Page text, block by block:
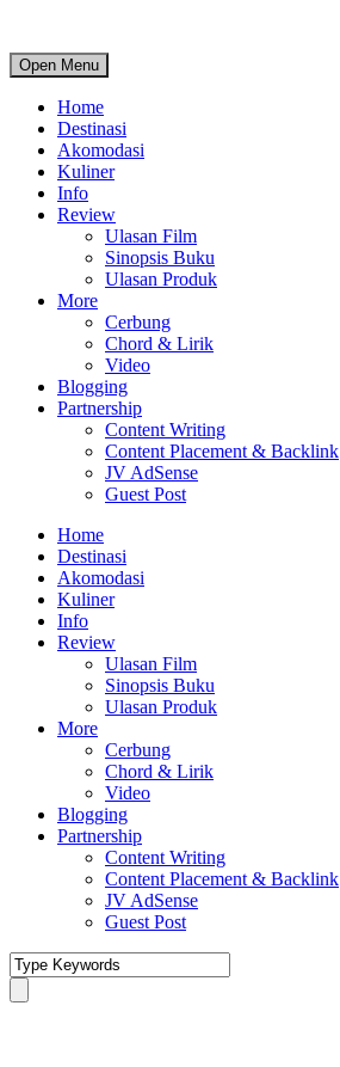
Open Menu
Home
Destinasi
Akomodasi
Kuliner
Info
Review
Ulasan Film
Sinopsis Buku
Ulasan Produk
More
Cerbung
Chord & Lirik
Video
Blogging
Partnership
Content Writing
Content Placement & Backlink
JV AdSense
Guest Post
Home
Destinasi
Akomodasi
Kuliner
Info
Review
Ulasan Film
Sinopsis Buku
Ulasan Produk
More
Cerbung
Chord & Lirik
Video
Blogging
Partnership
Content Writing
Content Placement & Backlink
JV AdSense
Guest Post